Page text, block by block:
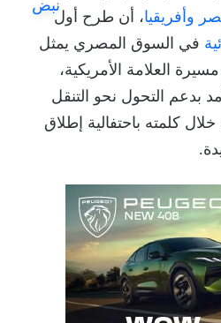
وأفريقيا، أن طرح أول
في السوق المصري يمثل
العلامة الأمريكية،
بدعم التحول نحو التنقل
كلمته باحتفالية إطلاق